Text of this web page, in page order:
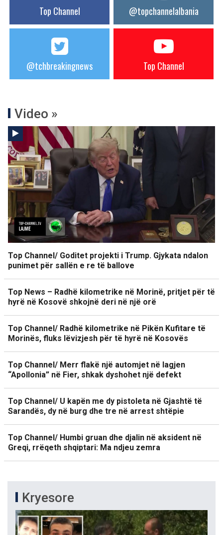
Top Channel @topchannelalbania
@tchbreakingnews Top Channel
Video »
Top Channel/ Goditet projekti i Trump. Gjykata ndalon
punimet për sallën e re të ballove
Top News – Radhë kilometrike në Morinë, pritjet për të
hyrë në Kosovë shkojnë deri në një orë
Top Channel/ Radhë kilometrike në Pikën Kufitare të
Morinës, fluks lëvizjesh për të hyrë në Kosovës
Top Channel/ Merr flakë një automjet në lagjen
“Apollonia” në Fier, shkak dyshohet një defekt
Top Channel/ U kapën me dy pistoleta në Gjashtë të
Sarandës, dy në burg dhe tre në arrest shtëpie
Top Channel/ Humbi gruan dhe djalin në aksident në
Greqi, rrëqeth shqiptari: Ma ndjeu zemra
Kryesore